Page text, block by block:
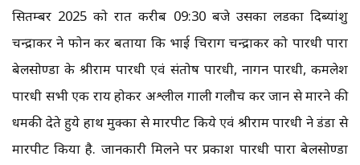
सितम्बर 2025 को रात करीब 09:30 बजे उसका लडका दिब्यांशु
चन्द्राकर ने फोन कर बताया कि भाई चिराग चन्द्राकर को पारधी पारा
बेलसोण्डा के श्रीराम पारधी एवं संतोष पारधी, नागन पारधी, कमलेश
पारधी सभी एक राय होकर अश्लील गाली गलौच कर जान से मारने की
धमकी देते हुये हाथ मुक्का से मारपीट किये एवं श्रीराम पारधी ने डंडा से
मारपीट किया है. जानकारी मिलने पर प्रकाश पारधी पारा बेलसोण्डा